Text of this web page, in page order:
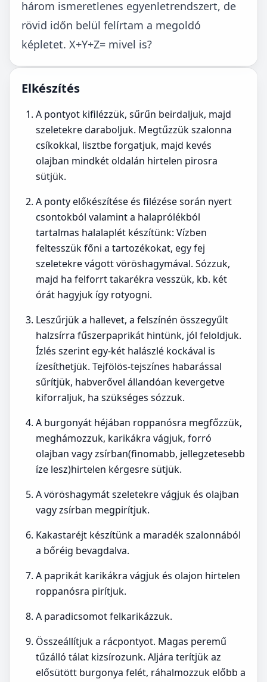
három ismeretlenes egyenletrendszert, de
rövid időn belül felírtam a megoldó
képletet. X+Y+Z= mivel is?
Elkészítés
A pontyot kifilézzük, sűrűn beirdaljuk, majd
szeletekre daraboljuk. Megtűzzük szalonna
csíkokkal, lisztbe forgatjuk, majd kevés
olajban mindkét oldalán hirtelen pirosra
sütjük.
A ponty előkészítése és filézése során nyert
csontokból valamint a halaprólékból
tartalmas halalaplét készítünk: Vízben
feltesszük főni a tartozékokat, egy fej
szeletekre vágott vöröshagymával. Sózzuk,
majd ha felforrt takarékra vesszük, kb. két
órát hagyjuk így rotyogni.
Leszűrjük a hallevet, a felszínén összegyűlt
halzsírra fűszerpaprikát hintünk, jól feloldjuk.
Ízlés szerint egy-két halászlé kockával is
ízesíthetjük. Tejfölös-tejszínes habarással
sűrítjük, habverővel állandóan kevergetve
kiforraljuk, ha szükséges sózzuk.
A burgonyát héjában roppanósra megfőzzük,
meghámozzuk, karikákra vágjuk, forró
olajban vagy zsírban(finomabb, jellegzetesebb
íze lesz)hirtelen kérgesre sütjük.
A vöröshagymát szeletekre vágjuk és olajban
vagy zsírban megpirítjuk.
Kakastaréjt készítünk a maradék szalonnából
a bőréig bevagdalva.
A paprikát karikákra vágjuk és olajon hirtelen
roppanósra pirítjuk.
A paradicsomot felkarikázzuk.
Összeállítjuk a rácpontyot. Magas peremű
tűzálló tálat kizsírozunk. Aljára terítjük az
elősütött burgonya felét, ráhalmozzuk előbb a